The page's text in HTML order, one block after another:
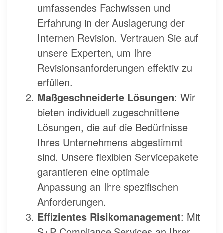
umfassendes Fachwissen und
Erfahrung in der Auslagerung der
Internen Revision. Vertrauen Sie auf
unsere Experten, um Ihre
Revisionsanforderungen effektiv zu
erfüllen.
Maßgeschneiderte Lösungen: Wir
bieten individuell zugeschnittene
Lösungen, die auf die Bedürfnisse
Ihres Unternehmens abgestimmt
sind. Unsere flexiblen Servicepakete
garantieren eine optimale
Anpassung an Ihre spezifischen
Anforderungen.
Effizientes Risikomanagement: Mit